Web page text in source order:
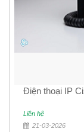
Điện thoại IP
Liên hệ
21-03-2026